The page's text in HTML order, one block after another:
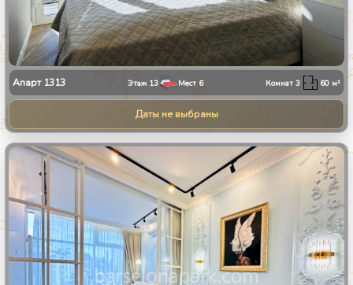
Апарт 1313 Этаж 13 Мест 6 Комнат3 60 м²
Даты не выбраны